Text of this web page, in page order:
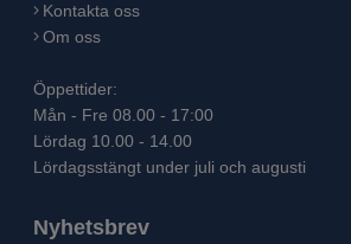
Kontakta oss
Om oss
Öppettider:
Mån - Fre 08.00 - 17:00
Lördag 10.00 - 14.00
Lördagsstängt under juli och augusti
Nyhetsbrev